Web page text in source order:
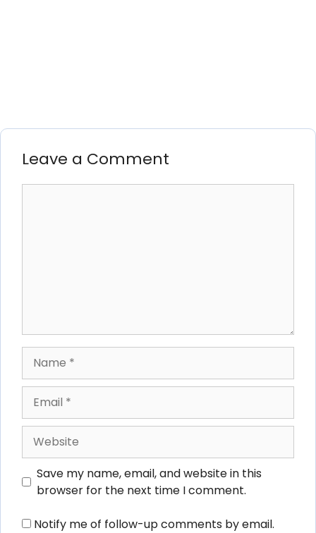
Leave a Comment
Save my name, email, and website in this
browser for the next time I comment.
Notify me of follow-up comments by email.